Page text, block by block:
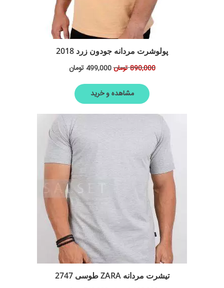
پولوشرت مردانه جودون زرد 2018
890,000تومان499,000تومان
مشاهده و خرید
تیشرت مردانه ZARA طوسی 2747